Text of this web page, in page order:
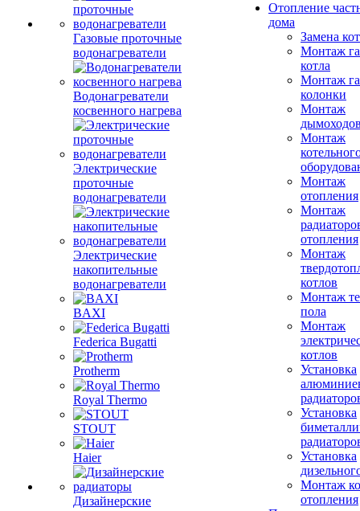
Газовые проточные
водонагреватели
Водонагреватели
косвенного нагрева
Электрические
проточные
водонагреватели
Электрические
накопительные
водонагреватели
BAXI
Federica Bugatti
Protherm
Royal Thermo
STOUT
Haier
Дизайнерские
Отопление
дома
Замена
Монтаж
котла
Монтаж
колонки
Монтаж
Монтаж
Монтаж
отопления
Монтаж
отопления
Монтаж
котлов
Монтаж
пола
Монтаж
котлов
Установка
Установка
Установка
Монтаж
отопления